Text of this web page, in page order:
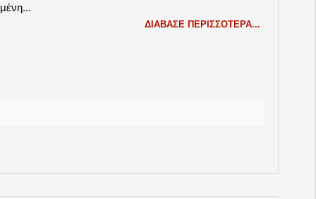
ΔΙΆΒΑΣΕ ΠΕΡΙΣΣΌΤΕΡΑ...